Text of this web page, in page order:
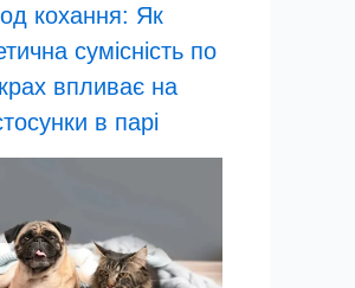
кохання: Як
сумісність по
впливає на
в парі